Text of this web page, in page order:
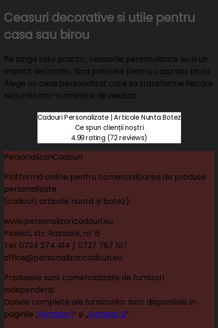
Ceasuri decorative si utile pentru
casa sau birou
Pe langa rolul practic, ceasurile personalizate au si un
impact decorativ, fiind potrivite pentru casa sau birou.
Alege un ceas personalizat care sa transforme fiecare
secunda intr-o amintire de neuitat.
Cadouri Personalizate | Articole Nunta Botez
Ce spun clienții noștri
4.99 rating (72 reviews)
PersonalizariCadouri
Platformă online pentru comercializarea de produse
personalizate
(cadouri, articole nuntă și botez).
www.personalizaricadouri.eu
Ploiesti, str. Razoare, nr. 6
Tel: 0724 274 414 / 0727 787 107
office@personalizaricadouri.eu
Produsele sunt comercializate de furnizori
independenți.
Datele complete ale furnizorilor sunt disponibile în
paginile „Furnizor 1” și „Furnizor 2”.